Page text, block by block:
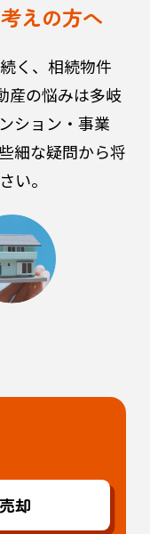
えの方へ
く、相続物件
産の悩みは多岐
ション・事業
細な疑問から将
い。
却